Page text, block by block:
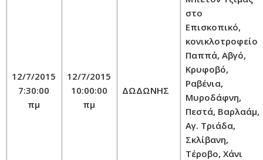
12/7/2015
7:30:00
πμ
12/7/2015
10:00:00
πμ
ΔΩΔΩΝΗΣ
στο
Επισκοπικό,
κονικλοτροφείο
Παππά, Αβγό,
Κρυφοβό,
Ραβένια,
Μυροδάφνη,
Πεστά, Βαρλαάμ,
Αγ. Τριάδα,
Σκλίβανη,
Τέροβο, Χάνι